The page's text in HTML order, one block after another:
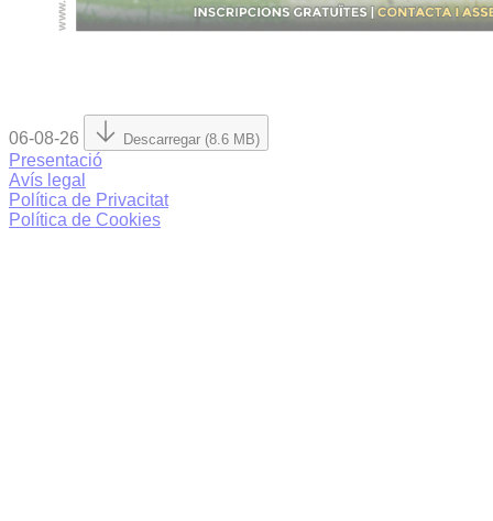
06-08-26 Descarregar (8.6 MB)
Presentació
Avís legal
Política de Privacitat
Política de Cookies